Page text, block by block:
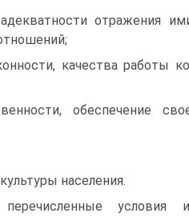
отражения
качества работы
обеспечение
населения.
условия